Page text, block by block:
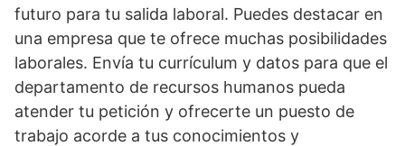
futuro para tu salida laboral. Puedes destacar en
una empresa que te ofrece muchas posibilidades
laborales. Envía tu currículum y datos para que el
departamento de recursos humanos pueda
atender tu petición y ofrecerte un puesto de
trabajo acorde a tus conocimientos y